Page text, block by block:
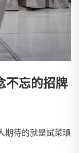
不忘的招牌
期待的就是試菜環